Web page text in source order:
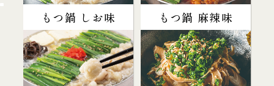
もつ鍋 しお味 もつ鍋 麻辣味